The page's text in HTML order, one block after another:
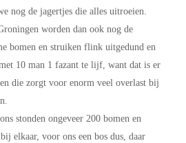
nog de jagertjes die alles uitroeien.
worden dan ook nog de
bomen en struiken flink uitgedund en
10 man 1 fazant te lijf, want dat is er
die zorgt voor enorm veel overlast bij
stonden ongeveer 200 bomen en
elkaar, voor ons een bos dus, daar